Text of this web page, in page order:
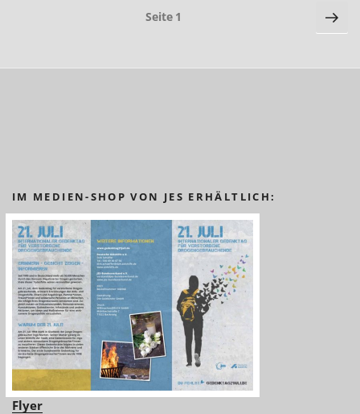
Seitennummerierung
Seite 1
IM MEDIEN-SHOP VON JES ERHÄLTLICH:
Flyer